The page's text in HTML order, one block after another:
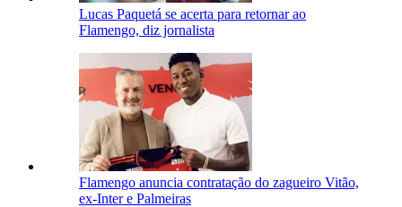
Lucas Paquetá se acerta para retornar ao
Flamengo, diz jornalista
Flamengo anuncia contratação do zagueiro Vitão,
ex-Inter e Palmeiras